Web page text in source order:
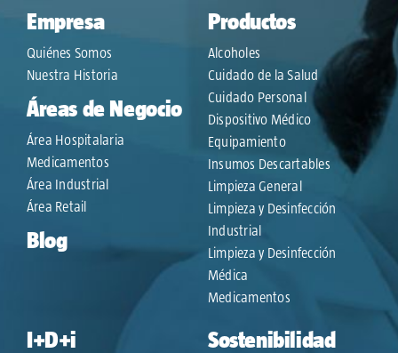
Empresa
Quiénes Somos
Nuestra Historia
Áreas de Negocio
Área Hospitalaria
Medicamentos
Área Industrial
Área Retail
Blog
Productos
Alcoholes
Cuidado de la Salud
Cuidado Personal
Dispositivo Médico
Equipamiento
Insumos Descartables
Limpieza General
Limpieza y Desinfección
Industrial
Limpieza y Desinfección
Médica
Medicamentos
I+D+i Sostenibilidad